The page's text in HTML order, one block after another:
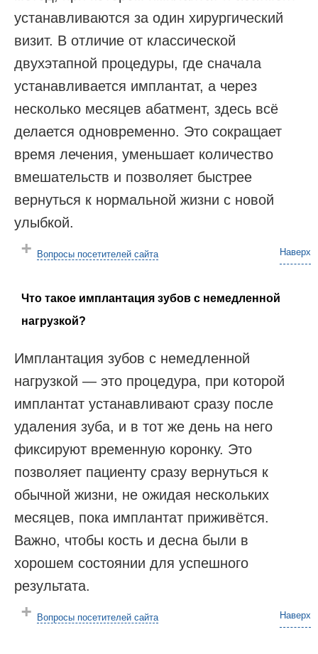
устанавливаются за один хирургический
визит. В отличие от классической
двухэтапной процедуры, где сначала
устанавливается имплантат, а через
несколько месяцев абатмент, здесь всё
делается одновременно. Это сокращает
время лечения, уменьшает количество
вмешательств и позволяет быстрее
вернуться к нормальной жизни с новой
улыбкой.
Наверх
Вопросы посетителей сайта
Что такое имплантация зубов с немедленной
нагрузкой?
Имплантация зубов с немедленной
нагрузкой — это процедура, при которой
имплантат устанавливают сразу после
удаления зуба, и в тот же день на него
фиксируют временную коронку. Это
позволяет пациенту сразу вернуться к
обычной жизни, не ожидая нескольких
месяцев, пока имплантат приживётся.
Важно, чтобы кость и десна были в
хорошем состоянии для успешного
результата.
Наверх
Вопросы посетителей сайта